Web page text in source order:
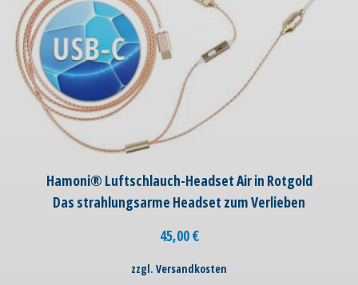
Hamoni® Luftschlauch-Headset Air in Rotgold
Das strahlungsarme Headset zum Verlieben
45,00€
zzgl. Versandkosten